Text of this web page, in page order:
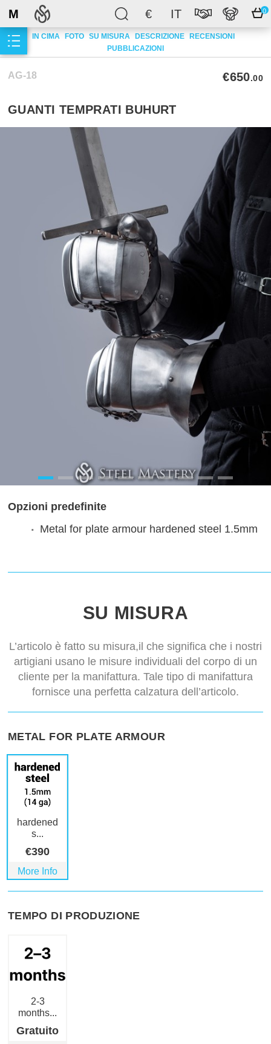
€ IT 0
M
IN CIMA FOTO SU MISURA DESCRIZIONE
RECENSIONI
PUBBLICAZIONI
AG-18 €650.00
GUANTI TEMPRATI BUHURT
Opzioni predefinite
Metal for plate armour hardened steel 1.5mm
SU MISURA
L’articolo è fatto su misura,il che significa che i nostri
artigiani usano le misure individuali del corpo di un
cliente per la manifattura. Tale tipo di manifattura
fornisce una perfetta calzatura dell’articolo.
METAL FOR PLATE ARMOUR
hardened
s...
€390
More Info
TEMPO DI PRODUZIONE
2-3
months...
Gratuito